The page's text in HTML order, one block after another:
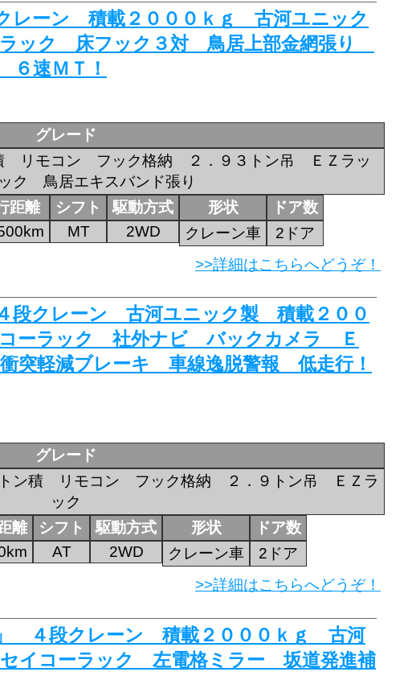
ーン 積載２０００ｋｇ 古河ユニック
ック 床フック３対 鳥居上部金網張り
速ＭＴ！
グレード
リモコン フック格納 ２．９３トン吊 ＥＺラッ
ク 鳥居エキスバンド張り
距離
シフト
MT
駆動方式
2WD
形状
クレーン車
ドア数
2ドア
>>詳細はこちらへどうぞ！
クレーン 古河ユニック製 積載２００
ーラック 社外ナビ バックカメラ Ｅ
軽減ブレーキ 車線逸脱警報 低走行！
グレード
ン積 リモコン フック格納 ２．９トン吊 ＥＺラ
ック
離
シフト
AT
駆動方式
2WD
形状
クレーン車
ドア数
2ドア
>>詳細はこちらへどうぞ！
４段クレーン 積載２０００ｋｇ 古河
コーラック 左電格ミラー 坂道発進補